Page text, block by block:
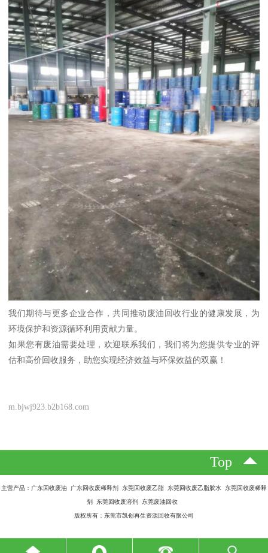
我们期待与更多企业合作，共同推动废油回收行业的健康发展，为
环境保护和资源循环利用贡献力量。
如果您有废油需要处理，欢迎联系我们，我们将为您提供专业的评
估和高价回收服务，助您实现经济效益与环保效益的双赢！
m.bjwj923.b2b168.com
Top
主营产品：广东回收废油 广东回收废稀释剂 东莞回收废乙脂 东莞回收废乙脂胶水 东莞回收废稀释
剂 东莞回收废溶剂 东莞废油回收
版权所有：东莞市凯创再生资源回收有限公司